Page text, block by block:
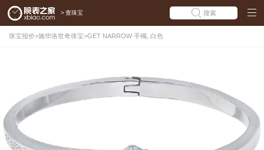
> 查珠宝 搜索
珠宝报价>施华洛世奇珠宝>GET NARROW 手镯, 白色